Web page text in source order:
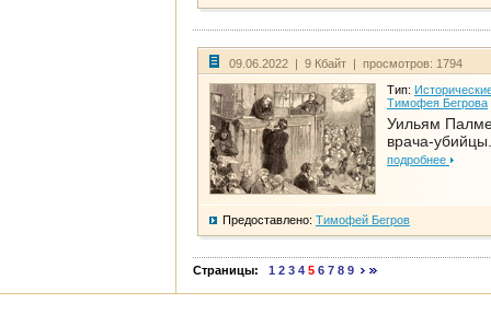
09.06.2022 | 9 Кбайт | просмотров: 1794
Тип:
Тимофея Бегрова
Уильям
врача-
подробнее
Предоставлено: Тимофей Бегров
Страницы: 1 2 3 4 5 6 7 8 9